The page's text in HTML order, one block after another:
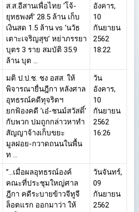
ส.ส.อีสานเพื่อไทย ‘โจ้-
ยุทธพงศ์’ 28.5 ล้าน เก็บ
เงินสด 1.5 ล้าน vs ‘นวัธ
เตาะเจริญสุข’ หย่าภรรยา
บุตร 3 ราย สมบัติ 35.9
ล้าน บุต ...
อังคาร,
10
กันยายน
2562
18:22
มติ ป.ป.ช. ชง อสส. ให้
พิจารณายื่นฎีกา หลังศาล
อุทธรณ์คดีทุจริตฯ
ยกฟ้องคดี ‘เอ๋-ชนม์สวัสดิ์’
กับพวก ปมถูกกล่าวหาทำ
สัญญาจ้างเก็บขยะ
มูลฝอย-กวาดถนนในพื้น
ท ...
วัน
อังคาร,
10
กันยายน
2562
16:26
“…เมื่อผลอุทธรณ์องค์
คณะที่ประชุมใหญ่ศาล
ฎีกา คดีระบายข้าวจีทูจี
ล็อตแรก ออกมาว่า ให้
วันจันทร์,
09
กันยายน
2562